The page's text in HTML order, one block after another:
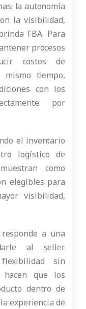
la autonomía
la visibilidad,
FBA. Para
procesos
costos de
mismo tiempo,
con los
por
el inventario
logístico de
como
elegibles para
visibilidad,
a una
al seller
sin
que los
dentro de
experiencia de